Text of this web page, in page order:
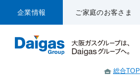
企業情報 ご家庭のお客さま
総合TOP